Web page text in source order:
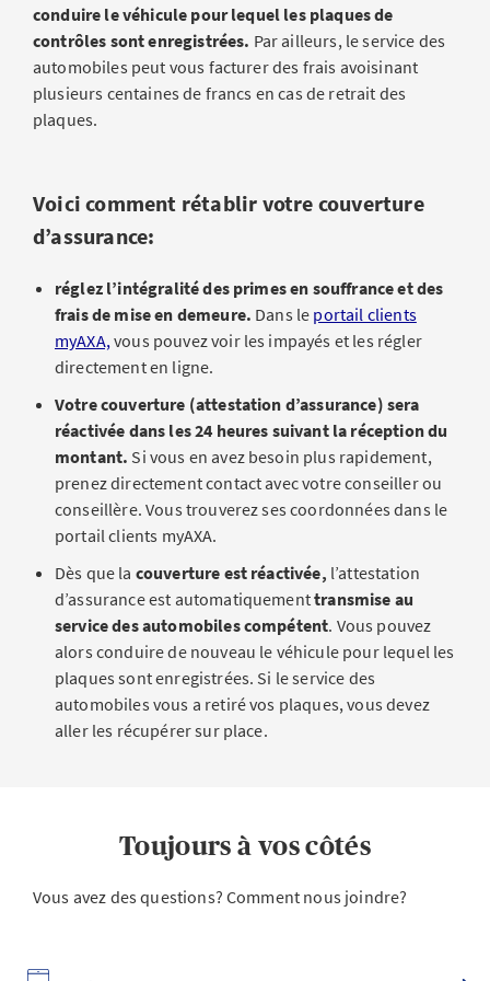
conduire le véhicule pour lequel les plaques de
contrôles sont enregistrées. Par ailleurs, le service des
automobiles peut vous facturer des frais avoisinant
plusieurs centaines de francs en cas de retrait des
plaques.
Voici comment rétablir votre couverture
d’assurance:
réglez l’intégralité des primes en souffrance et des
frais de mise en demeure. Dans le portail clients
myAXA,vous pouvez voir les impayés et les régler
directement en ligne.
Votre couverture (attestation d’assurance) sera
réactivée dans les 24 heures suivant la réception du
montant. Si vous en avez besoin plus rapidement,
prenez directement contact avec votre conseiller ou
conseillère. Vous trouverez ses coordonnées dans le
portail clients myAXA.
Dès que la couverture est réactivée, l’attestation
d’assurance est automatiquementtransmise au
service des automobiles compétent. Vous pouvez
alors conduire de nouveau le véhicule pour lequel les
plaques sont enregistrées. Si le service des
automobiles vous a retiré vos plaques, vous devez
aller les récupérer sur place.
Toujours à vos côtés
Vous avez des questions? Comment nous joindre?